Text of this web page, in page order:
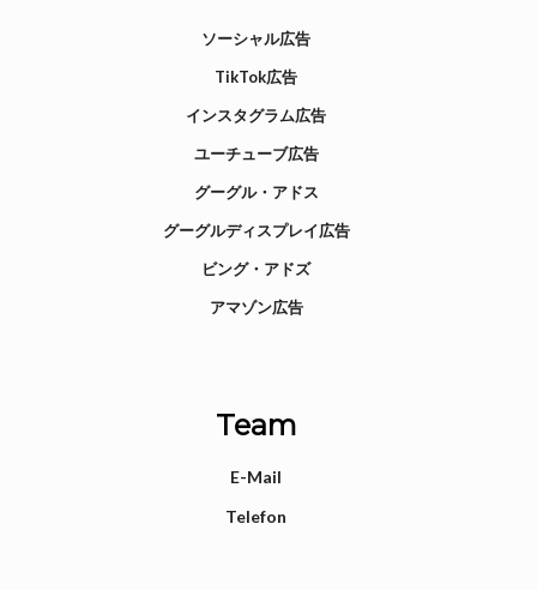
ソーシャル広告
TikTok広告
インスタグラム広告
ユーチューブ広告
グーグル・アドス
グーグルディスプレイ広告
ビング・アドズ
アマゾン広告
Team
E-Mail
Telefon